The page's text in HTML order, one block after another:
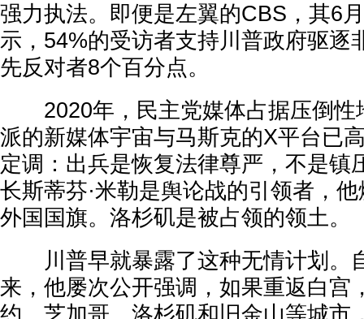
强力执法。即便是左翼的CBS，其6
示，54%的受访者支持川普政府驱逐
先反对者8个百分点。
2020年，民主党媒体占据压倒性
派的新媒体宇宙与马斯克的X平台已
定调：出兵是恢复法律尊严，不是镇
长斯蒂芬·米勒是舆论战的引领者，
外国国旗。洛杉矶是被占领的领土。
川普早就暴露了这种无情计划。
来，他屡次公开强调，如果重返白宫
约、芝加哥、洛杉矶和旧金山等城市